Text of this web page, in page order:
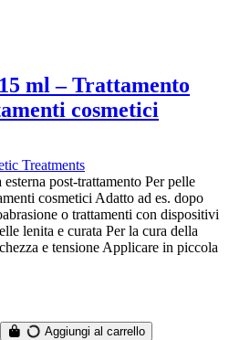
ml – Trattamento
cosmetici
Treatments
post-trattamento Per pelle
cosmetici Adatto ad es. dopo
o trattamenti con dispositivi
lenita e curata Per la cura della
e tensione Applicare in piccola
Aggiungi al carrello